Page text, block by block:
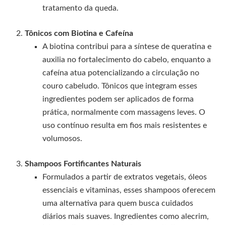
tratamento da queda.
Tônicos com Biotina e Cafeína
A biotina contribui para a síntese de queratina e
auxilia no fortalecimento do cabelo, enquanto a
cafeína atua potencializando a circulação no
couro cabeludo. Tônicos que integram esses
ingredientes podem ser aplicados de forma
prática, normalmente com massagens leves. O
uso contínuo resulta em fios mais resistentes e
volumosos.
Shampoos Fortificantes Naturais
Formulados a partir de extratos vegetais, óleos
essenciais e vitaminas, esses shampoos oferecem
uma alternativa para quem busca cuidados
diários mais suaves. Ingredientes como alecrim,